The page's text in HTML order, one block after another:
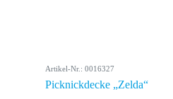
Artikel-Nr.: 0016327
Picknickdecke „Zelda“